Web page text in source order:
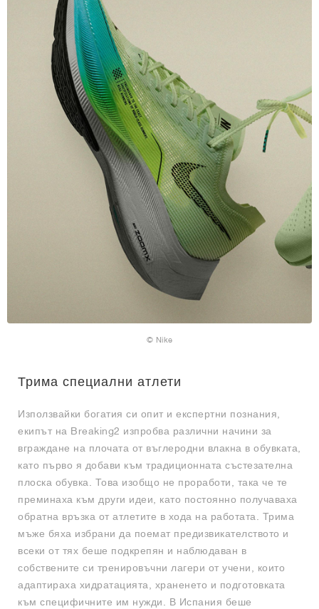
© Nike
Трима специални атлети
Използвайки богатия си опит и експертни познания,
екипът на Breaking2 изпробва различни начини за
вграждане на плочата от въглеродни влакна в обувката,
като първо я добави към традиционната състезателна
плоска обувка. Това изобщо не проработи, така че те
преминаха към други идеи, като постоянно получаваха
обратна връзка от атлетите в хода на работата. Трима
мъже бяха избрани да поемат предизвикателството и
всеки от тях беше подкрепян и наблюдаван в
собствените си тренировъчни лагери от учени, които
адаптираха хидратацията, храненето и подготовката
към специфичните им нужди. В Испания беше